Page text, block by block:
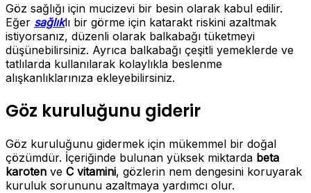
Göz sağlığı için mucizevi bir besin olarak kabul edilir.
Eğer sağlıklı bir görme için katarakt riskini azaltmak
istiyorsanız, düzenli olarak balkabağı tüketmeyi
düşünebilirsiniz. Ayrıca balkabağı çeşitli yemeklerde ve
tatlılarda kullanılarak kolaylıkla beslenme
alışkanlıklarınıza ekleyebilirsiniz.
Göz kuruluğunu giderir
Göz kuruluğunu gidermek için mükemmel bir doğal
çözümdür. İçeriğinde bulunan yüksek miktarda beta
karoten ve C vitamini, gözlerin nem dengesini koruyarak
kuruluk sorununu azaltmaya yardımcı olur.